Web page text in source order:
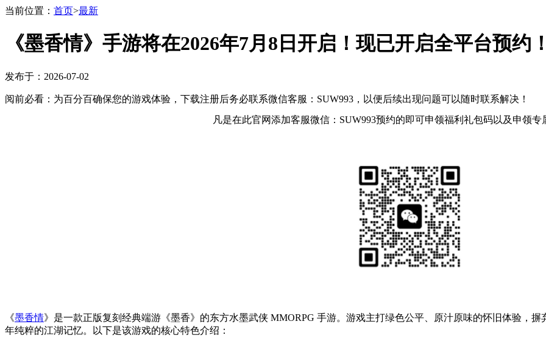
当前位置： 首页>最新
《墨香情》手游将在2026年7月8日开启！现已开启全平台预约！
发布于：2026-07-02
阅前必看：为百分百确保您的游戏体验，下载注册后务必联系微信客服：SUW993，以便后续出现问题可以随时联系解决！
凡是在此官网添加客服微信：SUW993预约的即可申领福利礼包码以及申领专
《墨香情》是一款正版复刻经典端游《墨香》的东方水墨武侠 MMORPG 手游。游戏主打绿色公平、原汁原味的怀旧体验，
年纯粹的江湖记忆。以下是该游戏的核心特色介绍：